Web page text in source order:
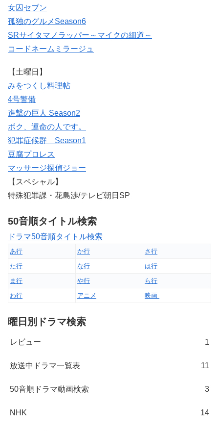
女囚セブン
孤独のグルメSeason6
SRサイタマノラッパー～マイクの細道～
コードネームミラージュ
【土曜日】
みをつくし料理帖
4号警備
進撃の巨人 Season2
ボク、運命の人です。
犯罪症候群 Season1
豆腐プロレス
マッサージ探偵ジョー
【スペシャル】
特殊犯罪課・花島渉/テレビ朝日SP
50音順タイトル検索
ドラマ50音順タイトル検索
あ行 か行
さ行
た行
な行
は行
ま行
や行
ら行
わ行
アニメ 映画
曜日別ドラマ検索
レビュー 1
放送中ドラマ一覧表 11
50音順ドラマ動画検索 3
NHK 14